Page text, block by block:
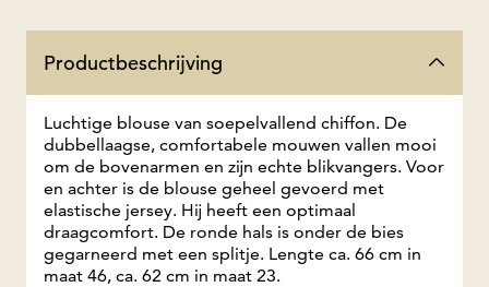
Productbeschrijving
Luchtige blouse van soepelvallend chiffon. De
dubbellaagse, comfortabele mouwen vallen mooi
om de bovenarmen en zijn echte blikvangers. Voor
en achter is de blouse geheel gevoerd met
elastische jersey. Hij heeft een optimaal
draagcomfort. De ronde hals is onder de bies
gegarneerd met een splitje. Lengte ca. 66 cm in
maat 46, ca. 62 cm in maat 23.